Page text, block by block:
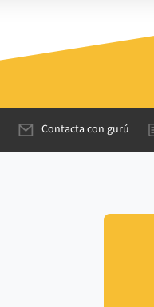
Contacta con gurú